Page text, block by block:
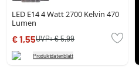
LED E14 4 Watt 2700 Kelvin 470
Lumen
€ 1,55UVP:€ 5,99
Produktdatenblatt